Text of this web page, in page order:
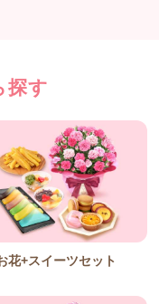
探す
花+スイーツセット